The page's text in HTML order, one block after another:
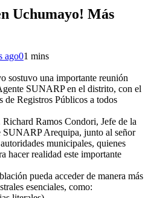
Uchumayo! Más
ago01 mins
sostuvo una importante reunión
SUNARP en el distrito, con el
de Registros Públicos a todos
Ramos Condori, Jefe de la
SUNARP Arequipa, junto al señor
municipales, quienes
hacer realidad este importante
pueda acceder de manera más
esenciales, como: